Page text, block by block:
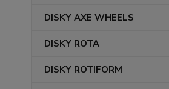
DISKY AXE WHEELS
DISKY ROTA
DISKY ROTIFORM